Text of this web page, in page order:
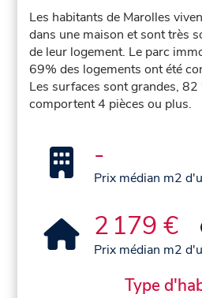
Les habitants de Marolles
dans une maison et sont très
de leur logement. Le parc
69% des logements ont été
Les surfaces sont grandes, 82
comportent 4 pièces ou plus.
-
Prix médian m2
2 179 €
Prix médian m2
Type